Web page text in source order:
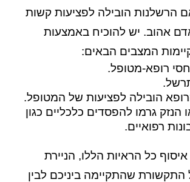
הרשלנות הובילה לפציעות קשות
אהוב. יש להוכיח באמצעות
המצבים הבאים:
רופא-מטופל.
הובילה לפציעות של המטופל.
הנזק גרמו להפסדים כלכליים כגון
רפואיים.
כל הראיות הללו, הניירת
התקשורת שהתקיימה ביניכם לבין